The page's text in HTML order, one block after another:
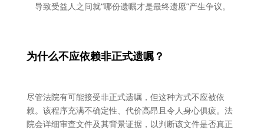
导致受益人之间就“哪份遗嘱才是最终遗愿”产生争议。
为什么不应依赖非正式遗嘱？
尽管法院有可能接受非正式遗嘱，但这种方式不应被依
赖。该程序充满不确定性、代价高昂且令人身心俱疲。法
院会详细审查文件及其背景证据，以判断该文件是否真正